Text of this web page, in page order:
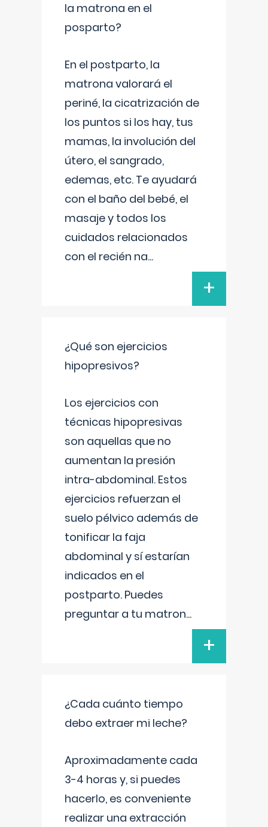
la matrona en el
posparto?
En el postparto, la
matrona valorará el
periné, la cicatrización de
los puntos si los hay, tus
mamas, la involución del
útero, el sangrado,
edemas, etc. Te ayudará
con el baño del bebé, el
masaje y todos los
cuidados relacionados
con el recién na...
+
¿Qué son ejercicios
hipopresivos?
Los ejercicios con
técnicas hipopresivas
son aquellas que no
aumentan la presión
intra-abdominal. Estos
ejercicios refuerzan el
suelo pélvico además de
tonificar la faja
abdominal y sí estarían
indicados en el
postparto. Puedes
preguntar a tu matron...
+
¿Cada cuánto tiempo
debo extraer mi leche?
Aproximadamente cada
3-4 horas y, si puedes
hacerlo, es conveniente
realizar una extracción